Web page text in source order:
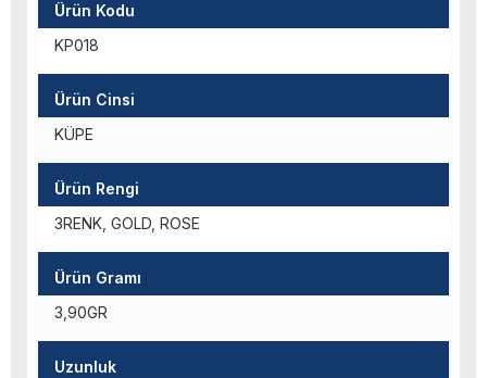
Ürün Kodu
KP018
Ürün Cinsi
KÜPE
Ürün Rengi
3RENK, GOLD, ROSE
Ürün Gramı
3,90GR
Uzunluk